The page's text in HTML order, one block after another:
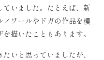
ていました。たとえば、新
ワールやドガの作品を模
描いたこともあります。
いと思っていましたが、